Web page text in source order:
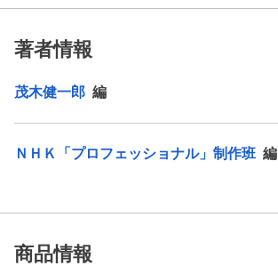
著者情報
茂木健一郎 編
ＮＨＫ「プロフェッショナル」制作班 編
商品情報